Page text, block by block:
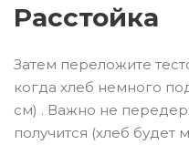
Расстойка
Затем переложите
когда хлеб немного
см) . Важно не
получится (хлеб будет